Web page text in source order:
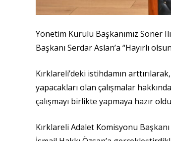
Yönetim Kurulu Başkanımız Soner
Başkanı Serdar Aslan’a “Hayırlı
Kırklareli’deki istihdamın
yapacakları olan çalışmalar
çalışmayı birlikte yapmaya hazır
Kırklareli Adalet Komisyonu